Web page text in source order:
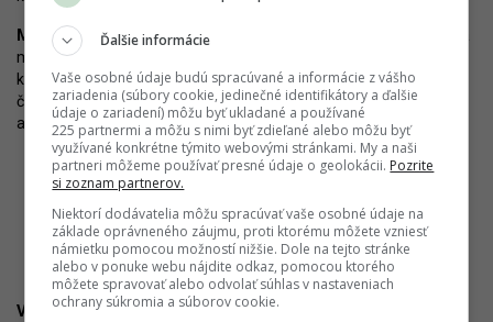
Michal Hájek:Určite by pomohla väčšia podpora zo strany mesta
minimálne vo forme prioritizácie projektov, ktoré môžu mať veľký
kultúrny význam. Rozhodne by sme ocenili, ak by sme boli
častejšie oslovovaní na zapojenie do nových iniciatív
a spolupracovali s mestom aj na kultúrnom rozvoji.
Socha Brémski muzikanti v projekte Blumental. Zdroj: Corwin
Vyžaduje od Vás samospráva zriaďovanie takýchto
Ďalšie informácie
Vaše osobné údaje budú spracúvané a informácie z vášho
zariadenia (súbory cookie, jedinečné identifikátory a ďalšie
údaje o zariadení) môžu byť ukladané a používané
225 partnermi a môžu s nimi byť zdieľané alebo môžu byť
využívané konkrétne týmito webovými stránkami. My a naši
partneri môžeme používať presné údaje o geolokácii. Pozrite
si zoznam partnerov.
Niektorí dodávatelia môžu spracúvať vaše osobné údaje na
základe oprávneného záujmu, proti ktorému môžete vzniesť
námietku pomocou možností nižšie. Dole na tejto stránke
alebo v ponuke webu nájdite odkaz, pomocou ktorého
môžete spravovať alebo odvolať súhlas v nastaveniach
ochrany súkromia a súborov cookie.